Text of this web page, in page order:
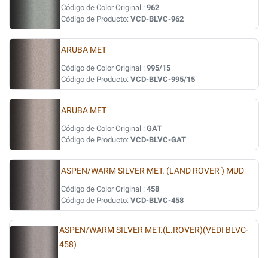
Código de Color Original : 962
Código de Producto: VCD-BLVC-962
ARUBA MET
Código de Color Original : 995/15
Código de Producto: VCD-BLVC-995/15
ARUBA MET
Código de Color Original : GAT
Código de Producto: VCD-BLVC-GAT
ASPEN/WARM SILVER MET. (LAND ROVER ) MUD
Código de Color Original : 458
Código de Producto: VCD-BLVC-458
ASPEN/WARM SILVER MET.(L.ROVER)(VEDI BLVC-
458)